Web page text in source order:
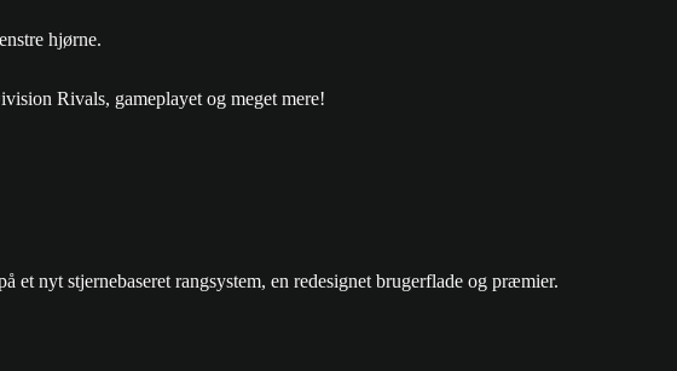
Rivals, gameplayet og meget mere!
nyt stjernebaseret rangsystem, en redesignet brugerflade og præmier.